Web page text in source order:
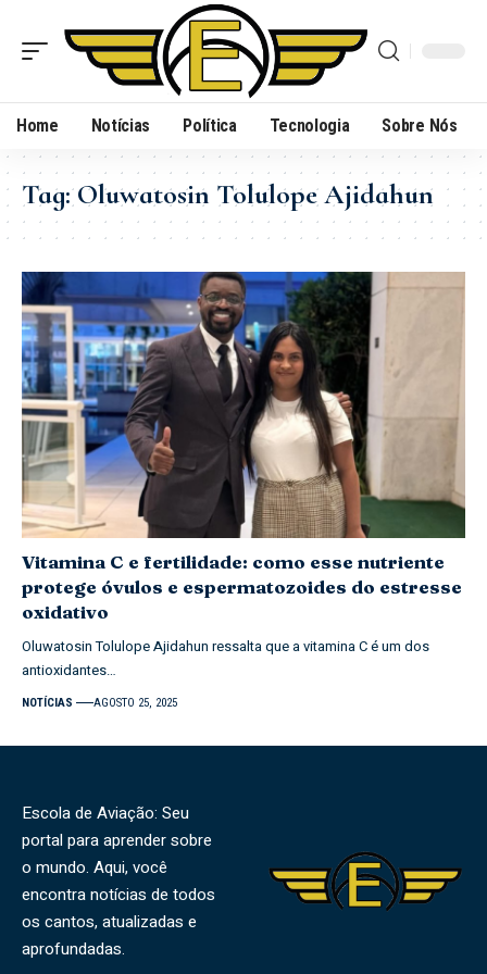
Home Notícias Política Tecnologia Sobre Nós
Tag:Oluwatosin Tolulope Ajidahun
Vitamina C e fertilidade: como esse nutriente
protege óvulos e espermatozoides do estresse
oxidativo
Oluwatosin Tolulope Ajidahun ressalta que a vitamina C é um dos
antioxidantes…
NOTÍCIAS AGOSTO 25, 2025
Escola de Aviação: Seu
portal para aprender sobre
o mundo. Aqui, você
encontra notícias de todos
os cantos, atualizadas e
aprofundadas.